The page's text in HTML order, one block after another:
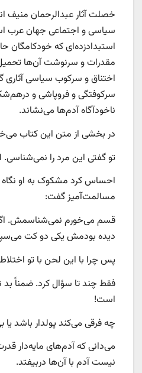
خصلت آثار عبدالرحمان منیف
سیاسی و اجتماعی جهان عرب
استبدادزده‌ای که خودکامگان
مقدرات و سرنوشت آن‌ها
اختناق و سرکوب سیاسی آثاری
سرکوفتگی و فروپاشی و
ناخودآگاه آدم‌ها می‌نشاند.
در بخشی از متن این کتاب
تو گفتی این مرد را
احساس کرد مشکوک به او نگاه
مسالمت‌آمیز گفت:
قسم می‌خورم نمی‌شناسمش.
دیده بودمش یکی دو کت
پس چرا با این لحن با تو
فقط چند تا سؤال کرد. ضمناً
است!
چه فرقی می‌کند پولدار باشد یا
می‌دانی که آدم‌های مایه‌دار
نیست آدم با آن‌ها دربیفتد.